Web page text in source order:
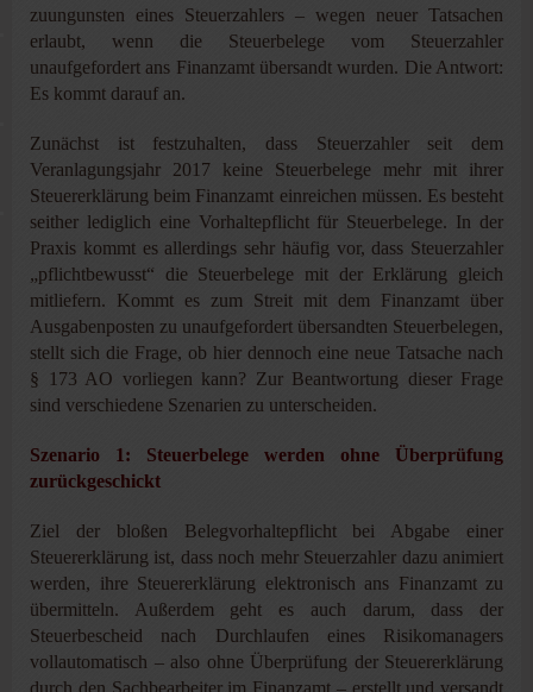
zuungunsten eines Steuerzahlers – wegen neuer Tatsachen
erlaubt, wenn die Steuerbelege vom Steuerzahler
unaufgefordert ans Finanzamt übersandt wurden. Die Antwort:
Es kommt darauf an.
Zunächst ist festzuhalten, dass Steuerzahler seit dem
Veranlagungsjahr 2017 keine Steuerbelege mehr mit ihrer
Steuererklärung beim Finanzamt einreichen müssen. Es besteht
seither lediglich eine Vorhaltepflicht für Steuerbelege. In der
Praxis kommt es allerdings sehr häufig vor, dass Steuerzahler
„pflichtbewusst“ die Steuerbelege mit der Erklärung gleich
mitliefern. Kommt es zum Streit mit dem Finanzamt über
Ausgabenposten zu unaufgefordert übersandten Steuerbelegen,
stellt sich die Frage, ob hier dennoch eine neue Tatsache nach
§ 173 AO vorliegen kann? Zur Beantwortung dieser Frage
sind verschiedene Szenarien zu unterscheiden.
Szenario 1: Steuerbelege werden ohne Überprüfung
zurückgeschickt
Ziel der bloßen Belegvorhaltepflicht bei Abgabe einer
Steuererklärung ist, dass noch mehr Steuerzahler dazu animiert
werden, ihre Steuererklärung elektronisch ans Finanzamt zu
übermitteln. Außerdem geht es auch darum, dass der
Steuerbescheid nach Durchlaufen eines Risikomanagers
vollautomatisch – also ohne Überprüfung der Steuererklärung
durch den Sachbearbeiter im Finanzamt – erstellt und versandt